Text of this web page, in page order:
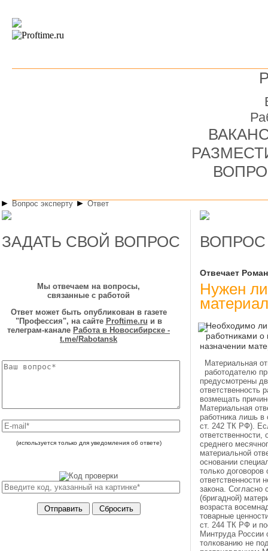
► Вопрос эксперту►Ответ
ЗАДАТЬ СВОЙ ВОПРОС
Мы отвечаем на вопросы,
связанные с работой
Ответ может быть опубликован в газете
"Профессия", на сайте Proftime.ru и в
телеграм-канале Работа в Новосибирске -
t.me/Rabotansk
(используется только для уведомления об ответе)
Отвечает
Нужен
Необходимо ли
работниками о
назначении
Материальная
работодателю
предусмотрены
ответственность
возмещать
Материальная
работника лишь
ст. 242 ТК РФ).
среднего
материальной
основании
только договоров
ответственности
закона. Согласно
(бригадной)
возраста
товарные
ст. 244 ТК РФ и
Минтруда
толкованию не